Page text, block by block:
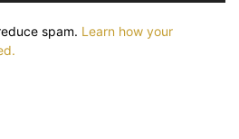
spam. Learn how your